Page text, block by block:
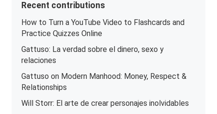
Recent contributions
How to Turn a YouTube Video to Flashcards and
Practice Quizzes Online
Gattuso: La verdad sobre el dinero, sexo y
relaciones
Gattuso on Modern Manhood: Money, Respect &
Relationships
Will Storr: El arte de crear personajes inolvidables